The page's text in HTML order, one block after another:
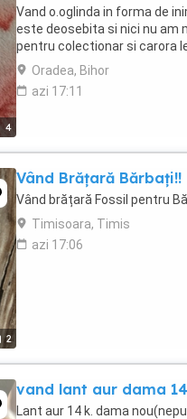
4
Vand o.oglinda in forma de
este deosebita si nici nu am
pentru colectionar si carora
Oradea, Bihor
azi 17:11
2
Vând Brățară Bărbați!!
Vând brățară Fossil pentru
Timisoara, Timis
azi 17:06
vand lant aur dama
Lant aur 14 k. dama